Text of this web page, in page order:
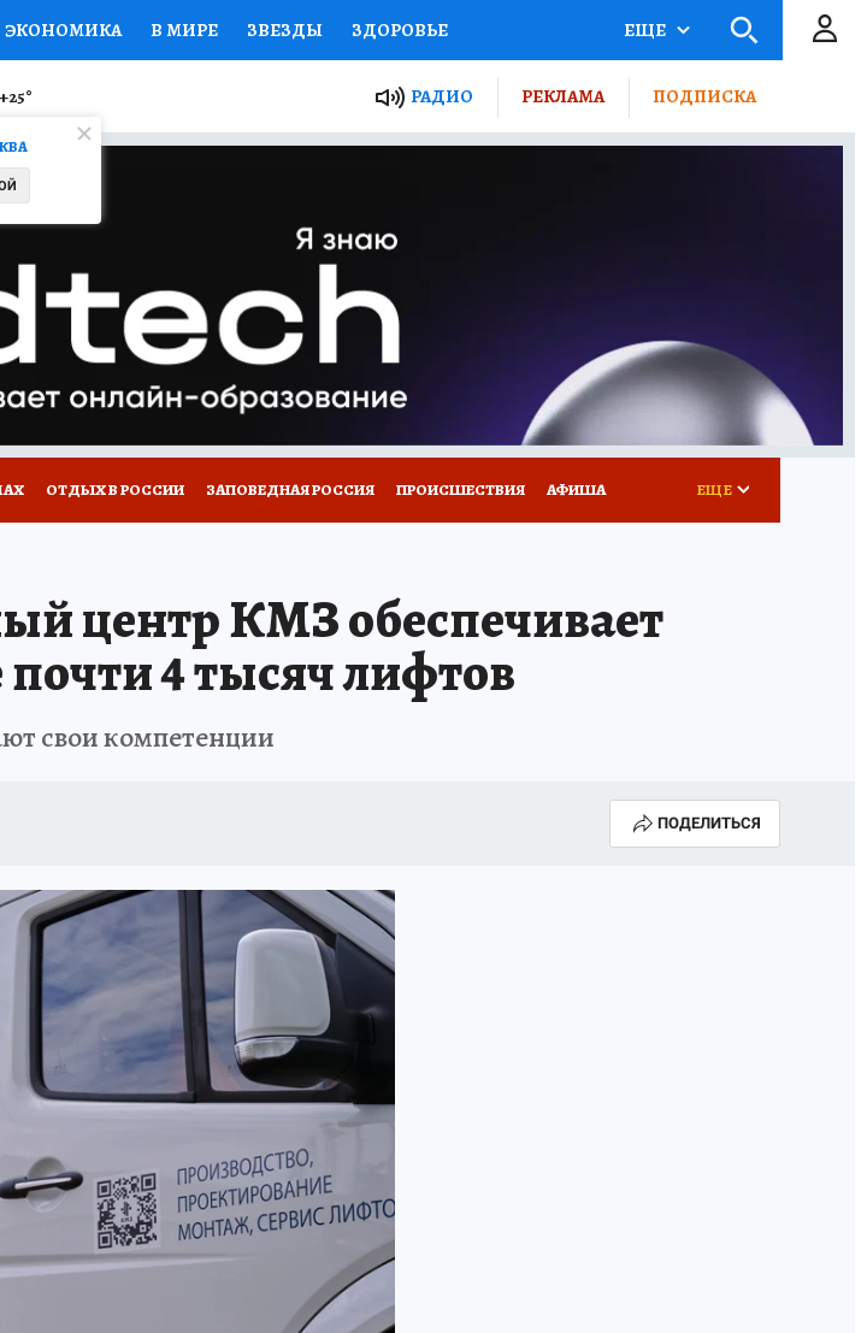
ЭКОНОМИКА В МИРЕ ЗВЕЗДЫ ЗДОРОВЬЕ
НАЦИОНАЛЬНЫЕ ПРОЕКТЫ РОССИИ АФИША
Я ЗНАЮ СЕМЬЯ ЖЕНСКИЕ СЕКРЕТЫ ПУТЕВОДИТЕЛЬ
КОНКУРСЫ ГИД ПОТРЕБИТЕЛЯ
ЕЩЕ
+25° РАДИО РЕКЛАМА ПОДПИСКА
ОТДЫХ В РОССИИ ЗАПОВЕДНАЯ РОССИЯ ПРОИСШЕСТВИЯ АФИША ЕЩЕ
центр КМЗ обеспечивает
4 тысяч лифтов
свои компетенции
ПОДЕЛИТЬСЯ